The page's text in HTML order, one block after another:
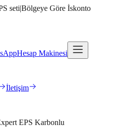
seti|Bölgeye Göre İskonto
Hesap Makinesi
İletişim
EPS Karbonlu